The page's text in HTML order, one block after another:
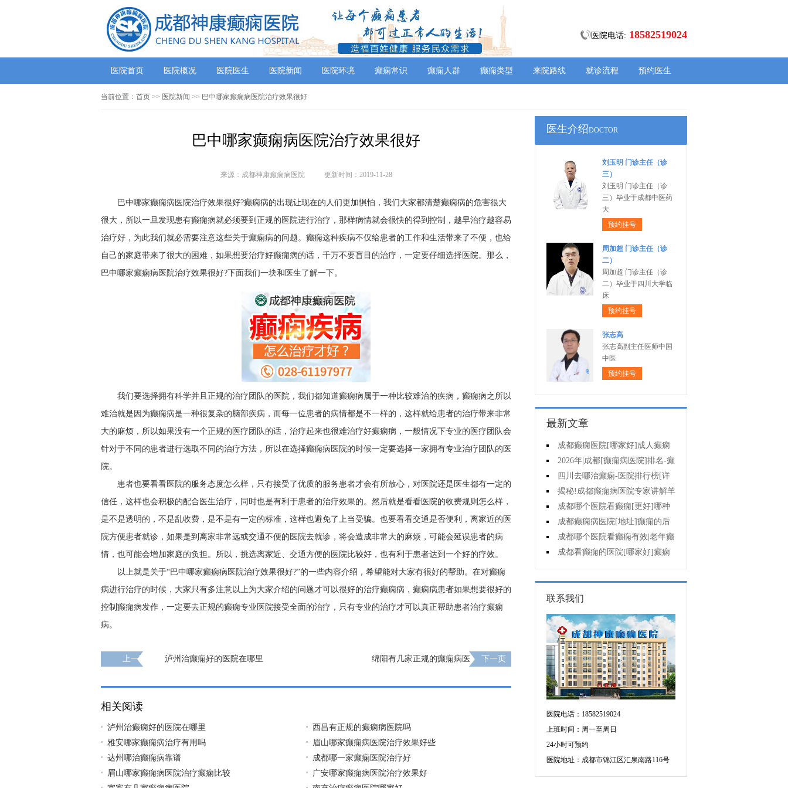
医院电话: 18582519024
医院首页 医院概况 医院医生 医院新闻 医院环境 癫痫常识 癫痫人群 癫痫类型 来院路线 就诊流程 预约医生
当前位置： 首页 >> 医院新闻 >> 巴中哪家癫痫病医院治疗效果很好
巴中哪家癫痫病医院治疗效果很好
来源：成都神康癫痫病医院 更新时间：2019-11-28
巴中哪家癫痫病医院治疗效果很好?癫痫病的出现让现在的人们更加惧怕，我们大家都清楚癫痫病的危害很大
很大，所以一旦发现患有癫痫病就必须要到正规的医院进行治疗，那样病情就会很快的得到控制，越早治疗越容易
治疗好，为此我们就必需要注意这些关于癫痫病的问题。癫痫这种疾病不仅给患者的工作和生活带来了不便，也给
自己的家庭带来了很大的困难，如果想要治疗好癫痫病的话，千万不要盲目的治疗，一定要仔细选择医院。那么，
巴中哪家癫痫病医院治疗效果很好?下面我们一块和医生了解一下。
我们要选择拥有科学并且正规的治疗团队的医院，我们都知道癫痫病属于一种比较难治的疾病，癫痫病之所以
难治就是因为癫痫病是一种很复杂的脑部疾病，而每一位患者的病情都是不一样的，这样就给患者的治疗带来非常
大的麻烦，所以如果没有一个正规的医疗团队的话，治疗起来也很难治疗好癫痫病，一般情况下专业的医疗团队会
针对于不同的患者进行选取不同的治疗方法，所以在选择癫痫病医院的时候一定要选择一家拥有专业治疗团队的医
院。
患者也要看看医院的服务态度怎么样，只有接受了优质的服务患者才会有所放心，对医院还是医生都有一定的
信任，这样也会积极的配合医生治疗，同时也是有利于患者的治疗效果的。然后就是看看医院的收费规则怎么样，
是不是透明的，不是乱收费，是不是有一定的标准，这样也避免了上当受骗。也要看看交通是否便利，离家近的医
院方便患者就诊，如果是到离家非常远或交通不便的医院去就诊，将会造成非常大的麻烦，可能会延误患者的病
情，也可能会增加家庭的负担。所以，挑选离家近、交通方便的医院比较好，也有利于患者达到一个好的疗效。
以上就是关于“巴中哪家癫痫病医院治疗效果很好?”的一些内容介绍，希望能对大家有很好的帮助。在对癫痫
病进行治疗的时候，大家只有多注意以上为大家介绍的问题才可以很好的治疗癫痫病，癫痫病患者如果想要很好的
控制癫痫病发作，一定要去正规的癫痫专业医院接受全面的治疗，只有专业的治疗才可以真正帮助患者治疗癫痫
病。
上一页 泸州治癫痫好的医院在哪里 绵阳有几家正规的癫痫病医 下一页
相关阅读
泸州治癫痫好的医院在哪里
西昌有正规的癫痫病医院吗
雅安哪家癫痫病治疗有用吗
眉山哪家癫痫病医院治疗效果好些
达州哪治癫痫病靠谱
成都哪一家癫痫医院治疗好
眉山哪家癫痫病医院治疗癫痫比较
广安哪家癫痫病医院治疗效果好
医生介绍DOCTOR
刘玉明 门诊主任（诊
三）
刘玉明 门诊主任（诊
三）毕业于成都中医药
大
预约挂号
周加超 门诊主任（诊
二）
周加超 门诊主任（诊
二）毕业于四川大学临
床
预约挂号
张志高
张志高副主任医师中国
中医
预约挂号
最新文章
成都癫痫医院[哪家好]成人癫痫
发作的原因有哪些?
2026年|成都[癫痫病医院]排名-癫
痫病要注意什么?
四川去哪治癫痫-医院排行榜[详
细排名]女性癫痫怎么治疗?
揭秘!成都癫痫病医院专家讲解羊
癫疯对不同年龄段病人的影响?
成都哪个医院看癫痫[更好]哪种
方法治母猪疯很有效?
成都癫痫病医院[地址]癫痫的后
遗症有什么?
成都哪个医院看癫痫有效|老年癫
痫早期的治疗?
成都看癫痫的医院[哪家好]癫痫
对病人的危害?
联系我们
医院电话：18582519024
上班时间：周一至周日
24小时可预约
医院地址：成都市锦江区汇泉南路116号